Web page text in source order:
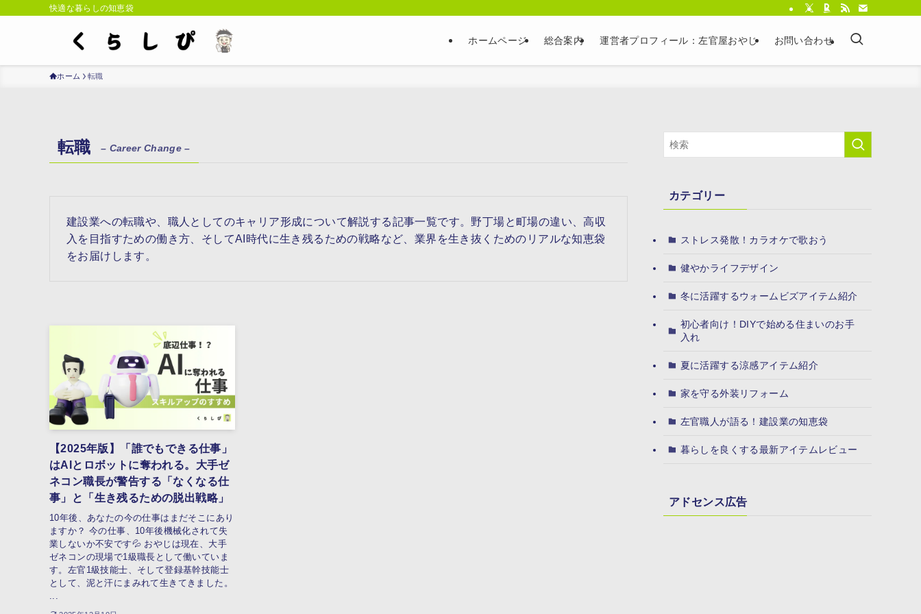
快適な暮らしの知恵袋
ホームページ 総合案内 運営者プロフィール：左官屋おやじ お問い合わせ
ホーム 転職
転職 – Career Change –
建設業への転職や、職人としてのキャリア形成について解説する記事一覧です。野丁場と町場の違い、高収
入を目指すための働き方、そしてAI時代に生き残るための戦略など、業界を生き抜くためのリアルな知恵袋
をお届けします。
【2025年版】「誰でもできる仕事」
はAIとロボットに奪われる。大手ゼ
ネコン職長が警告する「なくなる仕
事」と「生き残るための脱出戦略」
10年後、あなたの今の仕事はまだそこにあり
ますか？ 今の仕事、10年後機械化されて失
業しないか不安です💦 おやじは現在、大手
ゼネコンの現場で1級職長として働いていま
す。左官1級技能士、そして登録基幹技能士
として、泥と汗にまみれて生きてきました。
カテゴリー
ストレス発散！カラオケで歌おう
健やかライフデザイン
冬に活躍するウォームビズアイテム紹介
初心者向け！DIYで始める住まいのお手
入れ
夏に活躍する涼感アイテム紹介
家を守る外装リフォーム
左官職人が語る！建設業の知恵袋
暮らしを良くする最新アイテムレビュー
アドセンス広告